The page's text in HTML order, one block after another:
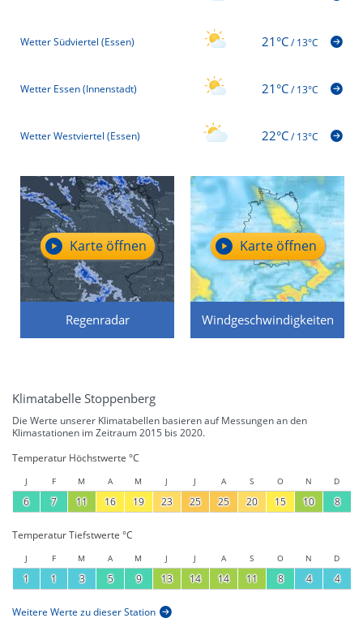
Wetter Südviertel (Essen) 21°C/13°C
Wetter Essen (Innenstadt) 21°C/13°C
Wetter Westviertel (Essen) 22°C/13°C
Regenradar
Karte öffnen
Windgeschwindigkeiten
Karte öffnen
Klimatabelle Stoppenberg
Die Werte unserer Klimatabellen basieren auf Messungen an den
Klimastationen im Zeitraum 2015 bis 2020.
Temperatur Höchstwerte °C
J F M A M J J A S O N D
6 7 11 16 19 23 25 25 20 15 10 8
Temperatur Tiefstwerte °C
J F M A M J J A S O N D
1 1 3 5 9 13 14 14 11 8 4 4
Weitere Werte zu dieser Station